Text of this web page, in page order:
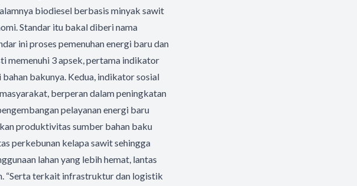
biodiesel berbasis minyak sawit
Standar itu bakal diberi nama
ini proses pemenuhan energi baru dan
memenuhi 3 apsek, pertama indikator
bakunya. Kedua, indikator sosial
berperan dalam peningkatan
pelayanan energi baru
produktivitas sumber bahan baku
perkebunan kelapa sawit sehingga
lahan yang lebih hemat, lantas
“Serta terkait infrastruktur dan logistik